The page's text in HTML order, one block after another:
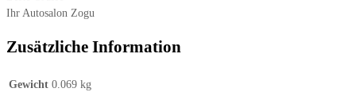
Ihr Autosalon Zogu
Zusätzliche Information
Gewicht 0.069 kg